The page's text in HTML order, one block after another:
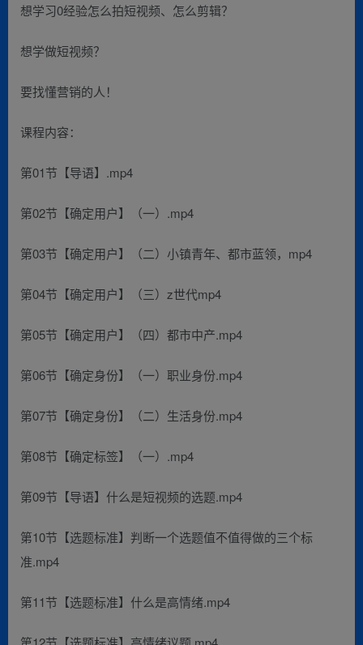
想学习0经验怎么拍短视频、怎么剪辑？
想学做短视频？
要找懂营销的人！
课程内容：
第01节【导语】.mp4
第02节【确定用户】（一）.mp4
第03节【确定用户】（二）小镇青年、都市蓝领，mp4
第04节【确定用户】（三）z世代mp4
第05节【确定用户】（四）都市中产.mp4
第06节【确定身份】（一）职业身份.mp4
第07节【确定身份】（二）生活身份.mp4
第08节【确定标签】（一）.mp4
第09节【导语】什么是短视频的选题.mp4
第10节【选题标准】判断一个选题值不值得做的三个标
准.mp4
第11节【选题标准】什么是高情绪.mp4